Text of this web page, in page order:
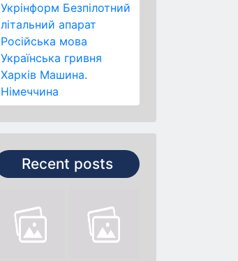
Укрінформ Безпілотний
літальний апарат
Російська мова
Українська гривня
Харків Машина.
Німеччина
Recent posts